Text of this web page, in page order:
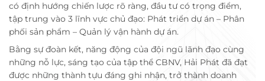
có định hướng chiến lược rõ ràng, đầu tư có trọng điểm,
tập trung vào 3 lĩnh vực chủ đạo: Phát triển dự án – Phân
phối sản phẩm – Quản lý vận hành dự án.
Bằng sự đoàn kết, năng động của đội ngũ lãnh đạo cùng
những nỗ lực, sáng tạo của tập thể CBNV, Hải Phát đã đạt
được những thành tựu đáng ghi nhận, trở thành doanh